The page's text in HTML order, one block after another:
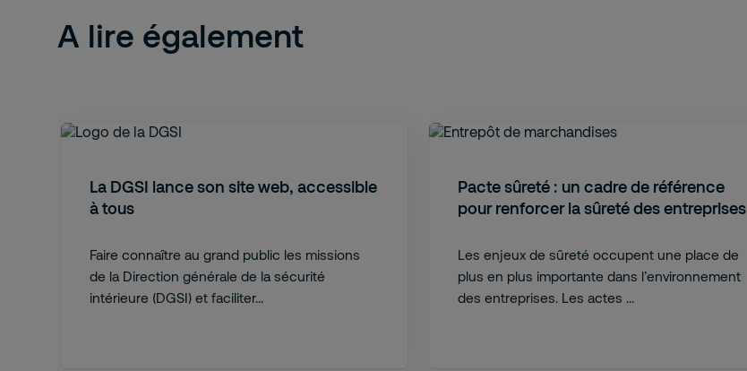
A lire également
La DGSI lance son site web, accessible
à tous
Faire connaître au grand public les missions
de la Direction générale de la sécurité
intérieure (DGSI) et faciliter...
Pacte sûreté : un cadre de référence
pour renforcer la sûreté des entreprises
Les enjeux de sûreté occupent une place de
plus en plus importante dans l’environnement
des entreprises. Les actes ...